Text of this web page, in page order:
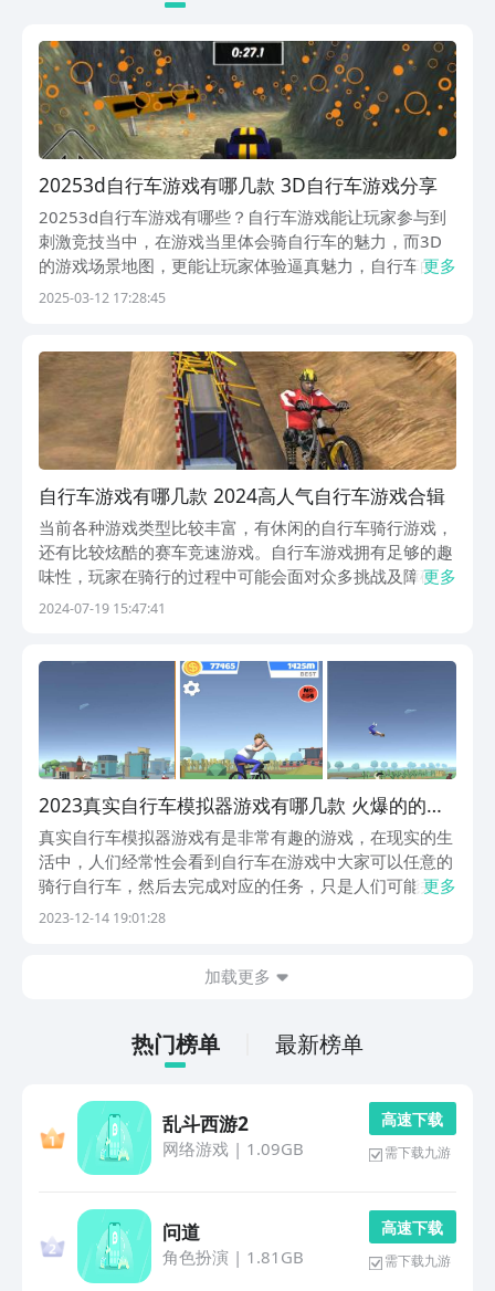
20253d自行车游戏有哪几款 3D自行车游戏分享
20253d自行车游戏有哪些？自行车游戏能让玩家参与到
刺激竞技当中，在游戏当里体会骑自行车的魅力，而3D
的游戏场景地图，更能让玩家体验逼真魅力，自行车的不
同种类，可以满足玩家的不同需求，在外观之上，有一些
更多
2025-03-12 17:28:45
自行车游戏有哪几款 2024高人气自行车游戏合辑
当前各种游戏类型比较丰富，有休闲的自行车骑行游戏，
还有比较炫酷的赛车竞速游戏。自行车游戏拥有足够的趣
味性，玩家在骑行的过程中可能会面对众多挑战及障碍，
需要克服才能够闯关。休闲的同时也有较高的挑战性，自
来...
更多
2024-07-19 15:47:41
2023真实自行车模拟器游戏有哪几款 火爆的的自
行车游戏分享
真实自行车模拟器游戏有是非常有趣的游戏，在现实的生
活中，人们经常性会看到自行车在游戏中大家可以任意的
骑行自行车，然后去完成对应的任务，只是人们可能并不
了解，在如今的游戏市场上有什么样的游戏里面会有自行
更多
2023-12-14 19:01:28
加载更多
热门榜单 最新榜单
乱斗西游2
网络游戏| 1.09GB
高 速 下 载
需下载九游
问道
角色扮演 | 1.81GB
高 速 下 载
需下载九游